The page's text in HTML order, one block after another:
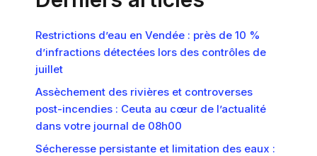
Restrictions d’eau en Vendée : près de 10 %
d’infractions détectées lors des contrôles de
juillet
Assèchement des rivières et controverses
post-incendies : Ceuta au cœur de l’actualité
dans votre journal de 08h00
Sécheresse persistante et limitation des eaux :